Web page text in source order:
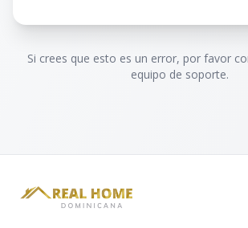
Si crees que esto es un error, por favor
equipo de soporte.